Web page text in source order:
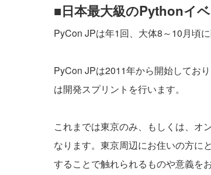
■日本最大級のPythonイ
PyCon JPは年1回、大体8～10月頃
PyCon JPは2011年から開始してお
は開発スプリントを行います。
これまでは東京のみ、もしくは、オ
なります。東京周辺にお住いの方に
することで触れられるものや意義を